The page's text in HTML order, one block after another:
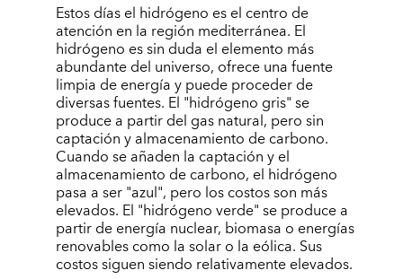
Estos días el hidrógeno es el centro de
atención en la región mediterránea. El
hidrógeno es sin duda el elemento más
abundante del universo, ofrece una fuente
limpia de energía y puede proceder de
diversas fuentes. El "hidrógeno gris" se
produce a partir del gas natural, pero sin
captación y almacenamiento de carbono.
Cuando se añaden la captación y el
almacenamiento de carbono, el hidrógeno
pasa a ser "azul", pero los costos son más
elevados. El "hidrógeno verde" se produce a
partir de energía nuclear, biomasa o energías
renovables como la solar o la eólica. Sus
costos siguen siendo relativamente elevados.